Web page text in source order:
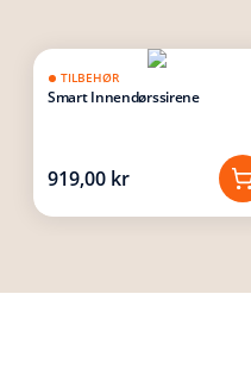
TILBEHØR
Smart Innendørssirene
919,00 kr